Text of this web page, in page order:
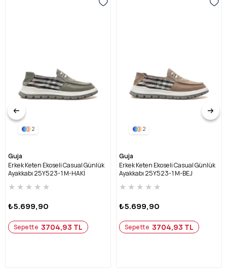
2
Guja
Erkek Keten Ekoseli Casual Günlük
Ayakkabı 25Y523-1 M-HAKİ
★ ★ ★ ★ ★
₺5.699,90
Sepette 3704,93 TL
2
Guja
Erkek Keten Ekoseli Casual Günlük
Ayakkabı 25Y523-1 M-BEJ
★ ★ ★ ★ ★
₺5.699,90
Sepette 3704,93 TL